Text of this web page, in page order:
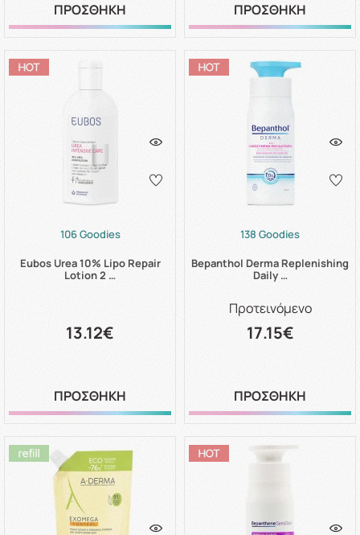
ΠΡΟΣΘΗΚΗ ΠΡΟΣΘΗΚΗ
106 Goodies
Eubos Urea 10% Lipo Repair
Lotion 2 …
13.12€
ΠΡΟΣΘΗΚΗ
138 Goodies
Bepanthol Derma Replenishing
Daily …
Προτεινόμενο
17.15€
ΠΡΟΣΘΗΚΗ